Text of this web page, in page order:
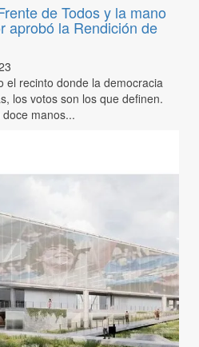
de Todos y la mano
aprobó la Rendición de
el recinto donde la democracia
los votos son los que definen.
manos...